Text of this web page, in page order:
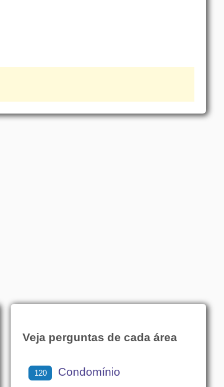
Veja perguntas de cada área
120 Condomínio